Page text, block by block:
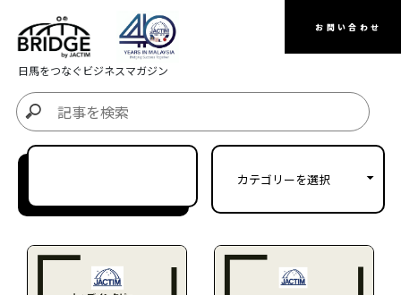
お問い合わせ
日馬をつなぐビジネスマガジン